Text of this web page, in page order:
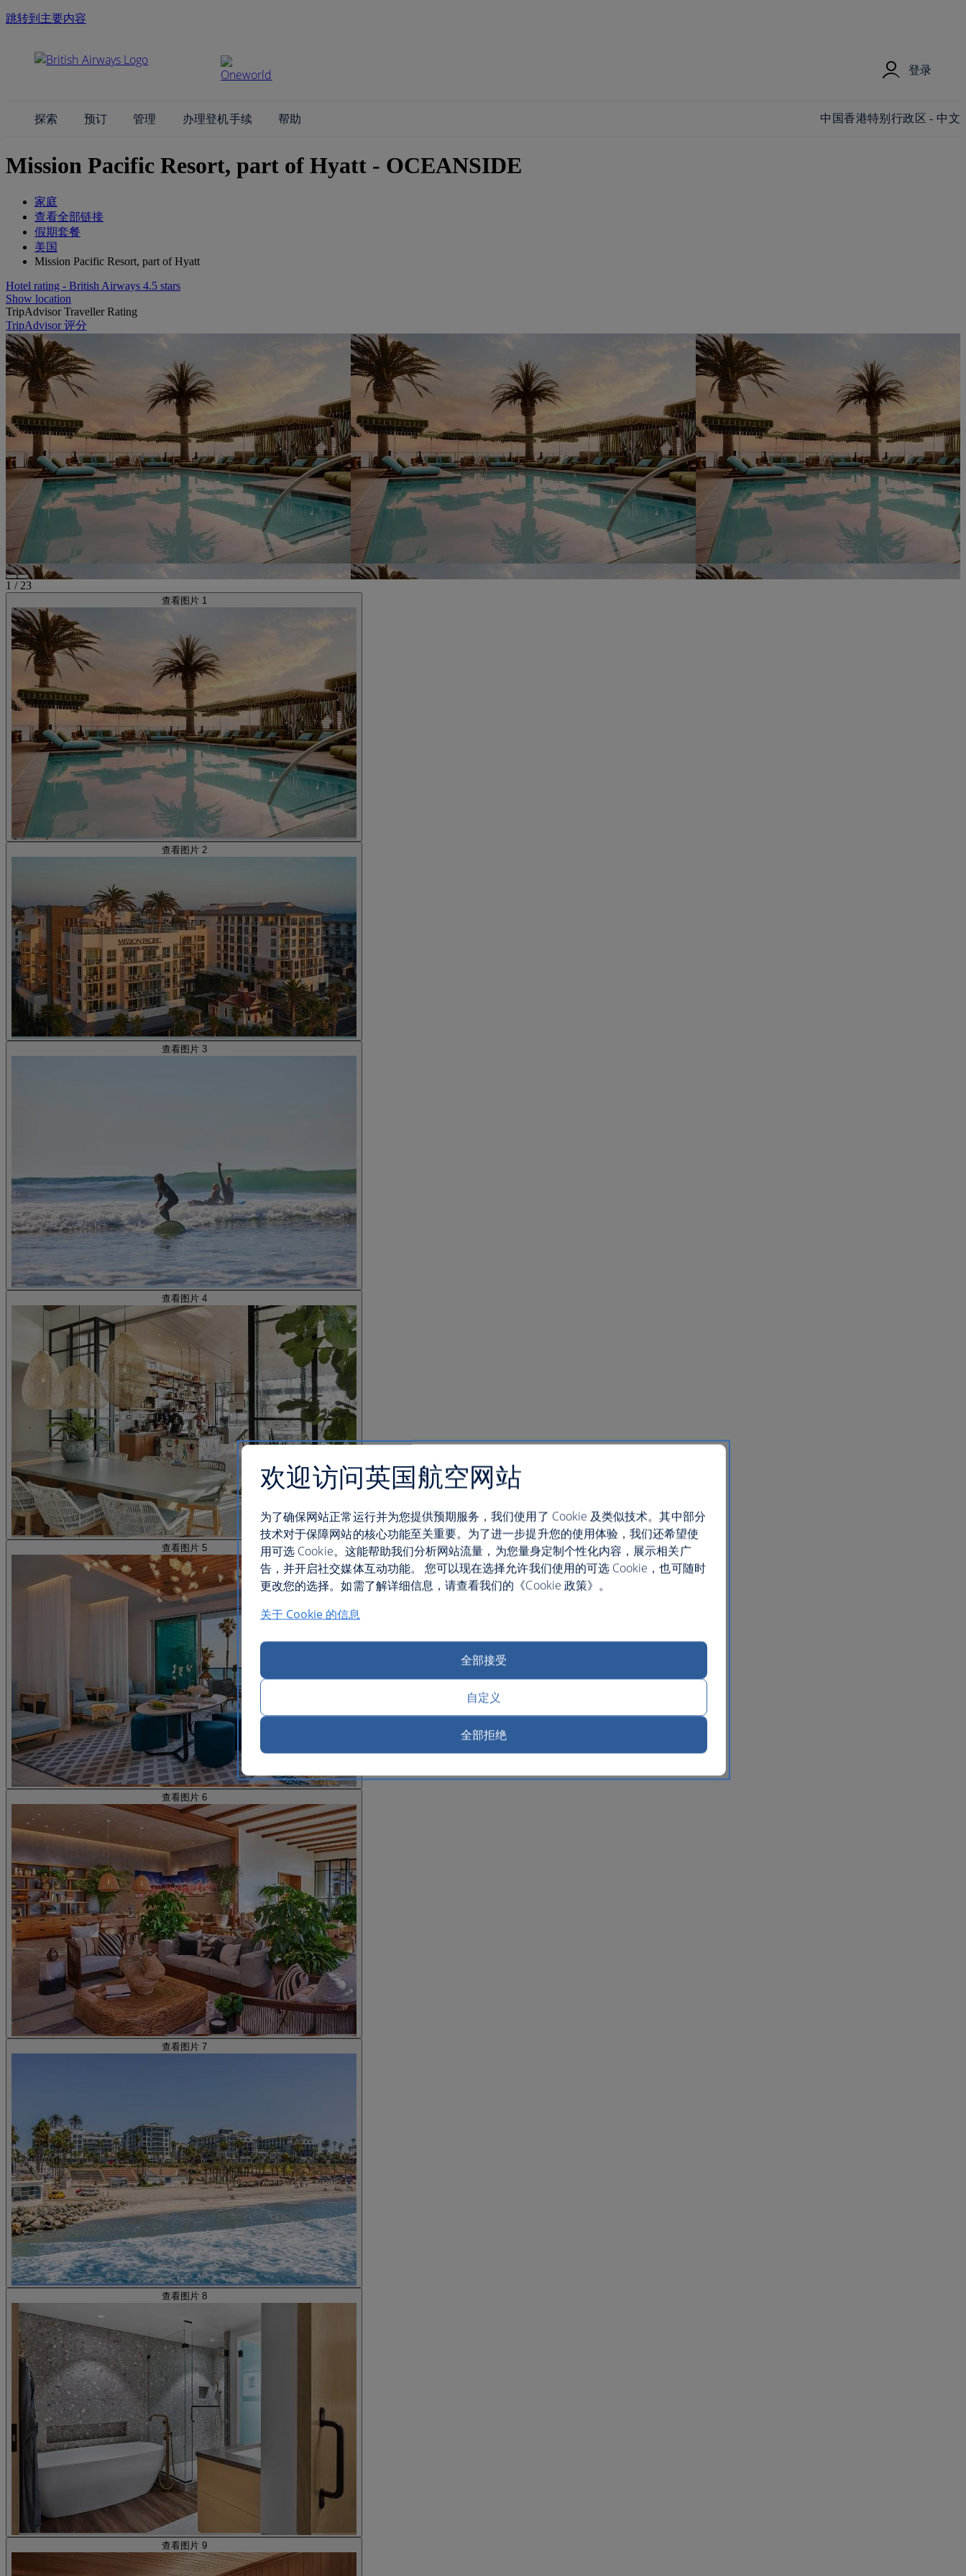
跳转到主要内容
登录
探索 预订 管理 办理登机手续 帮助
更改国家/地区和语言
中国香港特别行政区 - 中文
Mission Pacific Resort, part of Hyatt - OCEANSIDE
家庭
查看全部链接
假期套餐
美国
Mission Pacific Resort, part of Hyatt
Hotel rating - British Airways 4.5 stars
Show location
TripAdvisor Traveller Rating
TripAdvisor 评分
1 / 23
查看图片 1
查看图片 2
查看图片 3
查看图片 4
查看图片 5
查看图片 6
查看图片 7
查看图片 8
查看图片 9
欢迎访问英国航空网站
为了确保网站正常运行并为您提供预期服务，我们使用了 Cookie 及类似技术。其中部分
技术对于保障网站的核心功能至关重要。为了进一步提升您的使用体验，我们还希望使
用可选 Cookie。这能帮助我们分析网站流量，为您量身定制个性化内容，展示相关广
告，并开启社交媒体互动功能。 您可以现在选择允许我们使用的可选 Cookie，也可随时
更改您的选择。如需了解详细信息，请查看我们的《Cookie 政策》。
关于 Cookie 的信息
全部接受
自定义
全部拒绝